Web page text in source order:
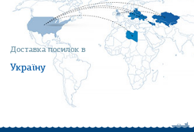
Доставка посилок в
Україну